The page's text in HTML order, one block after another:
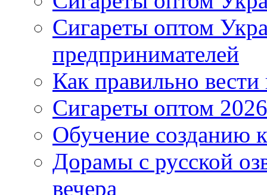
Сигареты оптом
предпринимателей
Как правильно
Сигареты оптом
Обучение созданию
Дорамы с русской
вечера